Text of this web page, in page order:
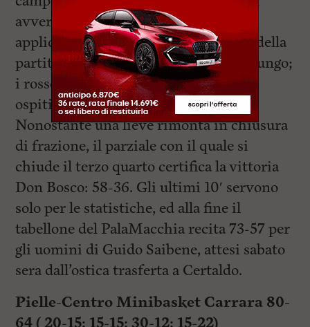
avversari, grazie ad una grande
applicazione difensiva. L’andamento della
partita non cambia dopo l’intervallo lungo;
i rossoblu concedono pochissimo agli
ospiti, addirittura doppiati sul 56-28.
Nonostante una lieve rimonta in chiusura
di frazione, il parziale con il quale si
chiude il terzo quarto certifica la vittoria
Don Bosco: 58-36. Gli ultimi 10′ servono
solo per le statistiche, ed alla fine il
tabellone del PalaMacchia recita 73-57 per
gli uomini di Guido Saibene, attesi sabato
sera dall’ostica trasferta a Certaldo.
Pielle-Centro Minibasket Carrara 80-